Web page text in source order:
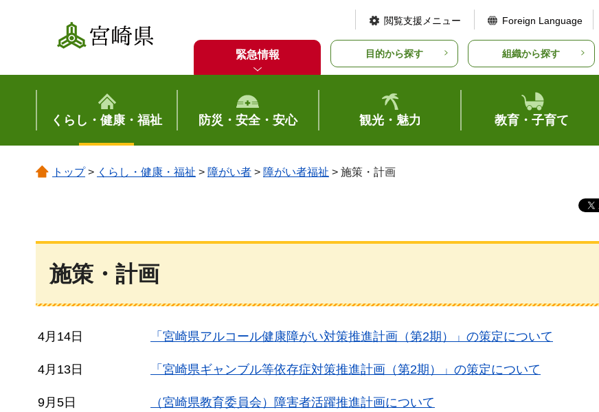
宮崎県
閲覧支援メニュー Foreign Language
緊急情報 目的から探す 組織から探す
くらし・健康・福祉 防災・安全・安心 観光・魅力 教育・子育て
トップ> くらし・健康・福祉 > 障がい者 > 障がい者福祉 > 施策・計画
施策・計画
4月14日 「宮崎県アルコール健康障がい対策推進計画（第2期）」の策定について
4月13日 「宮崎県ギャンブル等依存症対策推進計画（第2期）」の策定について
9月5日 （宮崎県教育委員会）障害者活躍推進計画について